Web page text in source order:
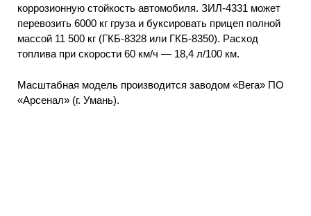
коррозионную стойкость автомобиля. ЗИЛ-4331 может
перевозить 6000 кг груза и буксировать прицеп полной
массой 11 500 кг (ГКБ-8328 или ГКБ-8350). Расход
топлива при скорости 60 км/ч — 18,4 л/100 км.
Масштабная модель производится заводом «Вега» ПО
«Арсенал» (г. Умань).